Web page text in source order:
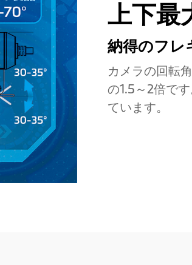
上下最
納得のフレ
カメラの回転
の1.5～2倍で
ています。